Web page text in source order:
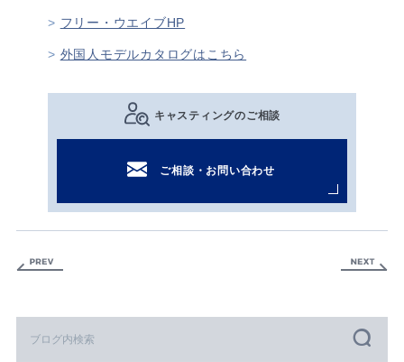
フリー・ウエイブHP
外国人モデルカタログはこちら
キャスティングのご相談
ご相談・お問い合わせ